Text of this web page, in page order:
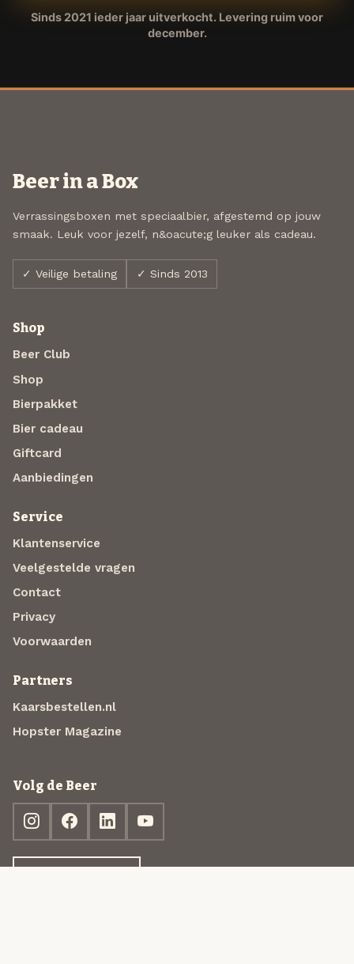
Sinds 2021 ieder jaar uitverkocht. Levering ruim voor
december.
Beer in a Box
Verrassingsboxen met speciaalbier, afgestemd op jouw
smaak. Leuk voor jezelf, n&oacute;g leuker als cadeau.
✓ Veilige betaling ✓ Sinds 2013
Shop
Beer Club
Shop
Bierpakket
Bier cadeau
Giftcard
Aanbiedingen
Service
Klantenservice
Veelgestelde vragen
Contact
Privacy
Voorwaarden
Partners
Kaarsbestellen.nl
Hopster Magazine
Volg de Beer